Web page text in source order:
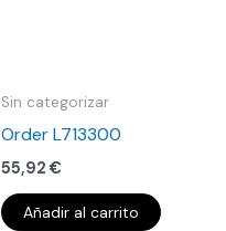
Sin categorizar
Order L713300
55,92 €
Añadir al carrito